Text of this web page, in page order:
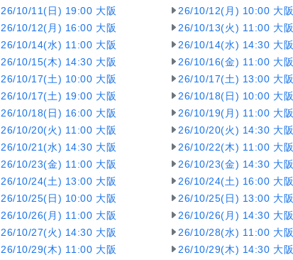
26/10/11(日) 19:00 大阪
26/10/12(月) 10:00 大阪
26/10/12(月) 16:00 大阪
26/10/13(火) 11:00 大阪
26/10/14(水) 11:00 大阪
26/10/14(水) 14:30 大阪
26/10/15(木) 14:30 大阪
26/10/16(金) 11:00 大阪
26/10/17(土) 10:00 大阪
26/10/17(土) 13:00 大阪
26/10/17(土) 19:00 大阪
26/10/18(日) 10:00 大阪
26/10/18(日) 16:00 大阪
26/10/19(月) 11:00 大阪
26/10/20(火) 11:00 大阪
26/10/20(火) 14:30 大阪
26/10/21(水) 14:30 大阪
26/10/22(木) 11:00 大阪
26/10/23(金) 11:00 大阪
26/10/23(金) 14:30 大阪
26/10/24(土) 13:00 大阪
26/10/24(土) 16:00 大阪
26/10/25(日) 10:00 大阪
26/10/25(日) 13:00 大阪
26/10/26(月) 11:00 大阪
26/10/26(月) 14:30 大阪
26/10/27(火) 14:30 大阪
26/10/28(水) 11:00 大阪
26/10/29(木) 11:00 大阪
26/10/29(木) 14:30 大阪